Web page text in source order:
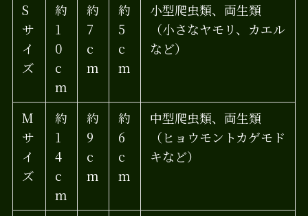
S
サ
イ
ズ
約
1
0
c
m
約
7
c
m
約
5
c
m
小型爬虫類、両生類
（小さなヤモリ、カエル
など）
M
サ
イ
ズ
約
1
4
c
m
約
9
c
m
約
6
c
m
中型爬虫類、両生類
（ヒョウモントカゲモド
キなど）